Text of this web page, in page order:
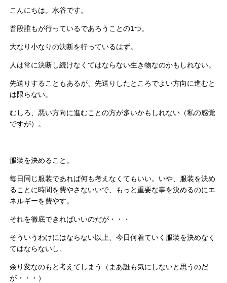
こんにちは。水谷です。
普段誰もが行っているであろうことの1つ。
大なり小なりの決断を行っているはず。
人は常に決断し続けなくてはならない生き物なのかもしれない。
先送りすることもあるが、先送りしたところでよい方向に進むと
は限らない。
むしろ、悪い方向に進むことの方が多いかもしれない（私の感覚
ですが）。
服装を決めること。
毎日同じ服装であれば何も考えなくてもいい。いや、服装を決め
ることに時間を費やさないいで、もっと重要な事を決めるのにエ
ネルギーを費やす。
それを徹底できればいいのだが・・・
そういうわけにはならない以上、今日何着ていく服装を決めなく
てはならないし、
余り変なのもと考えてしまう（まあ誰も気にしないと思うのだ
が・・・）